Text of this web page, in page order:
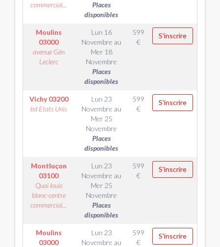
commercial...
Places
disponibles
Moulins
03000
avenue Gén
Leclerc
Lun 16
Novembre au
Mer 18
Novembre
Places
disponibles
599
€
S'inscrire
Vichy03200
bd Etats Unis
Lun 23
Novembre au
Mer 25
Novembre
Places
disponibles
599
€
S'inscrire
Montluçon
03100
Quai louis
blanc-centre
commercial...
Lun 23
Novembre au
Mer 25
Novembre
Places
disponibles
599
€
S'inscrire
Moulins
03000
Lun 23
Novembre au
599
€
S'inscrire